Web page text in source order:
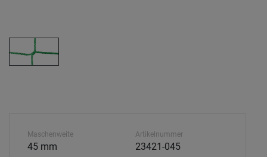
Maschenweite
45 mm
Artikelnummer
23421-045